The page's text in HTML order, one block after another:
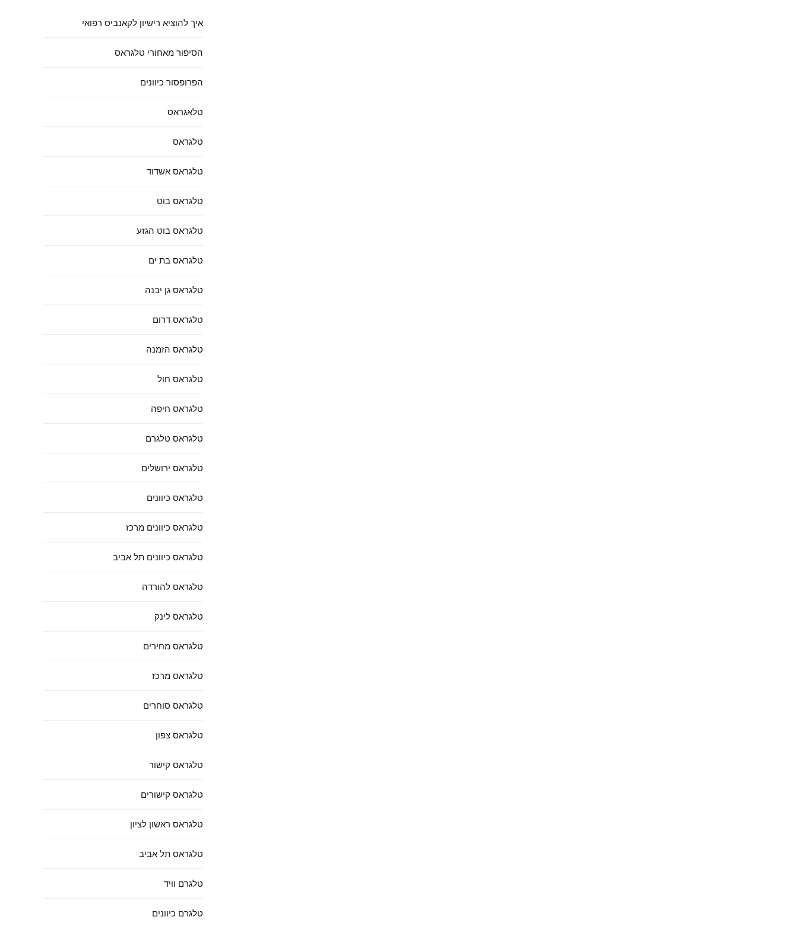
איך להוציא רישיון לקאנביס רפואי
הסיפור מאחורי טלגראס
הפרופסור כיוונים
טלאגראס
טלגראס
טלגראס אשדוד
טלגראס בוט
טלגראס בוט הגזע
טלגראס בת ים
טלגראס גן יבנה
טלגראס דרום
טלגראס הזמנה
טלגראס חול
טלגראס חיפה
טלגראס טלגרם
טלגראס ירושלים
טלגראס כיוונים
טלגראס כיוונים מרכז
טלגראס כיוונים תל אביב
טלגראס להורדה
טלגראס לינק
טלגראס מחירים
טלגראס מרכז
טלגראס סוחרים
טלגראס צפון
טלגראס קישור
טלגראס קישורים
טלגראס ראשון לציון
טלגראס תל אביב
טלגרם וויד
טלגרם כיוונים